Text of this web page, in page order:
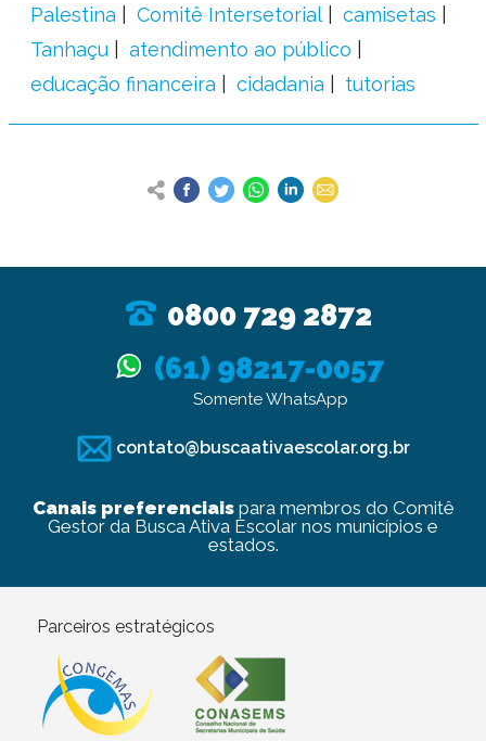
Palestina
Comitê Intersetorial
camisetas
Tanhaçu
atendimento ao público
educação financeira
cidadania tutorias
0800 729 2872
(61) 98217-0057
Somente WhatsApp
contato@buscaativaescolar.org.br
Canais preferenciaispara membros do Comitê
Gestor da Busca Ativa Escolar nos municípios e
estados.
Parceiros estratégicos